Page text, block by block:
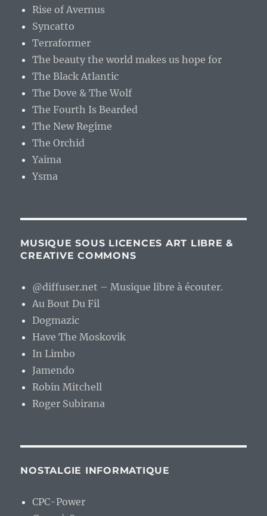
Rise of Avernus
Syncatto
Terraformer
The beauty the world makes us hope for
The Black Atlantic
The Dove & The Wolf
The Fourth Is Bearded
The New Regime
The Orchid
Yaima
Ysma
MUSIQUE SOUS LICENCES ART LIBRE &
CREATIVE COMMONS
@diffuser.net – Musique libre à écouter.
Au Bout Du Fil
Dogmazic
Have The Moskovik
In Limbo
Jamendo
Robin Mitchell
Roger Subirana
NOSTALGIE INFORMATIQUE
CPC-Power